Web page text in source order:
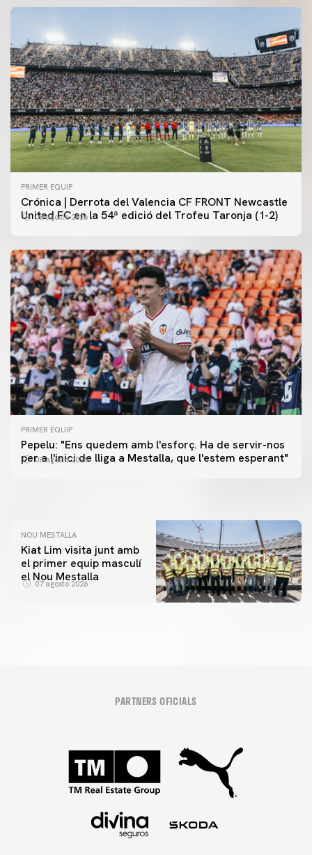
PRIMER EQUIP
Crónica | Derrota del Valencia CF FRONT Newcastle
United FC en la 54ª edició del Trofeu Taronja (1-2)
08 agosto 2026
PRIMER EQUIP
Pepelu: "Ens quedem amb l'esforç. Ha de servir-nos
per a l'inici de lliga a Mestalla, que l'estem esperant"
08 agosto 2026
PRIMER EQUIP
📸 #ValenciaNUFC
PRIMER EQUIP
MESTALLA 📍
NOU MESTALLA
Kiat Lim visita junt amb
el primer equip masculí
el Nou Mestalla
07 agosto 2026
PARTNERS OFICIALS